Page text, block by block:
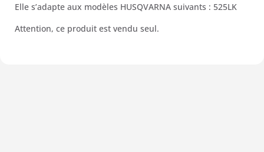
Elle s’adapte aux modèles HUSQVARNA suivants : 525LK
Attention, ce produit est vendu seul.